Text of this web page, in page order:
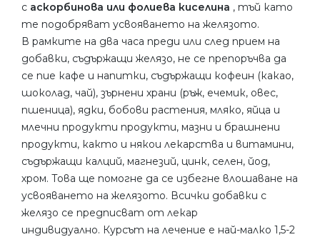
с аскорбинова или фолиева киселина , тъй като
те подобряват усвояването на желязото.
В рамките на два часа преди или след прием на
добавки, съдържащи желязо, не се препоръчва да
се пие кафе и напитки, съдържащи кофеин (какао,
шоколад, чай), зърнени храни (ръж, ечемик, овес,
пшеница), ядки, бобови растения, мляко, яйца и
млечни продукти продукти, мазни и брашнени
продукти, както и някои лекарства и витамини,
съдържащи калций, магнезий, цинк, селен, йод,
хром. Това ще помогне да се избегне влошаване на
усвояването на желязото. Всички добавки с
желязо се предписват от лекар
индивидуално. Курсът на лечение е най-малко 1,5-2